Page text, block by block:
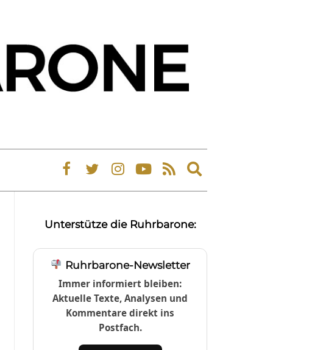
Expand
search
Unterstütze die Ruhrbarone:
Ruhrbarone-Newsletter
Immer informiert bleiben:
Aktuelle Texte, Analysen und
Kommentare direkt ins
Postfach.